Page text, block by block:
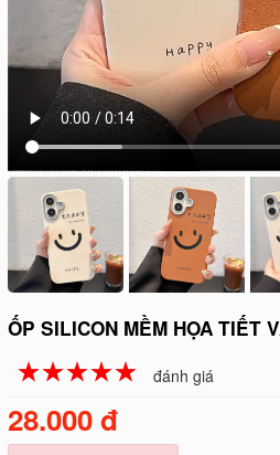
ỐP SILICON MỀM HỌA TIẾT
☆☆☆☆☆
★★★★★ đánh giá
28.000 đ